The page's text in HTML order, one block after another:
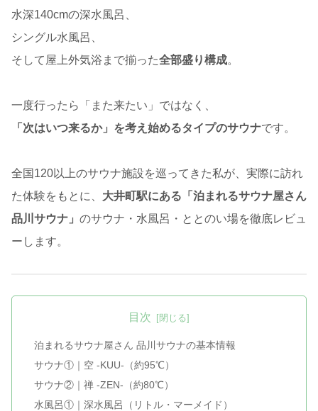
水深140cmの深水風呂、
シングル水風呂、
そして屋上外気浴まで揃った全部盛り構成。
一度行ったら「また来たい」ではなく、
「次はいつ来るか」を考え始めるタイプのサウナです。
全国120以上のサウナ施設を巡ってきた私が、実際に訪れ
た体験をもとに、 大井町駅にある「泊まれるサウナ屋さん
品川サウナ」 のサウナ・水風呂・ととのい場を徹底レビュ
ーします。
目次
泊まれるサウナ屋さん 品川サウナの基本情報
サウナ①｜空 -KUU-（約95℃）
サウナ②｜禅 -ZEN-（約80℃）
水風呂①｜深水風呂（リトル・マーメイド）